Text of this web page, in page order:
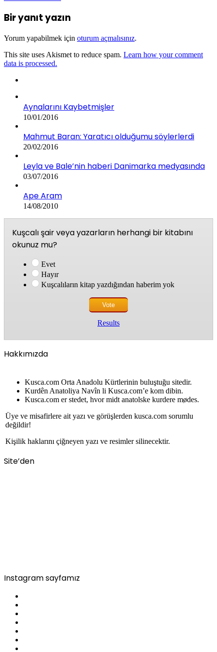
Bir yanıt yazın
Yorum yapabilmek için oturum açmalısınız.
This site uses Akismet to reduce spam. Learn how your comment
data is processed.
Aynalarını Kaybetmişler
10/01/2016
Mahmut Baran: Yaratıcı olduğumu söylerlerdi
20/02/2016
Leyla ve Bale’nin haberi Danimarka medyasında
03/07/2016
Ape Aram
14/08/2010
Kuşcalı şair veya yazarların herhangi bir kitabını
okunuz mu?
Evet
Hayır
Kuşcalıların kitap yazdığından haberim yok
Results
Hakkımızda
Kusca.com Orta Anadolu Kürtlerinin buluştuğu sitedir.
Kurdên Anatoliya Navîn li Kusca.com’e kom dibin.
Kusca.com er stedet, hvor midt anatolske kurdere mødes.
Üye ve misafirlere ait yazı ve görüşlerden kusca.com sorumlu
değildir!
Kişilik haklarını çiğneyen yazı ve resimler silinecektir.
Site’den
Instagram sayfamız